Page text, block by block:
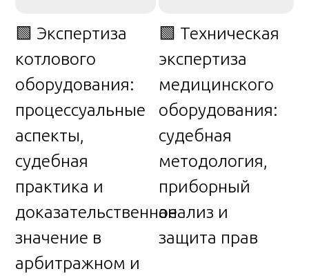
🟩 Экспертиза
котлового
оборудования:
процессуальные
аспекты,
судебная
практика и
доказательственное
значение в
арбитражном и
🟩 Техническая
экспертиза
медицинского
оборудования:
судебная
методология,
приборный
анализ и
защита прав